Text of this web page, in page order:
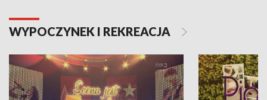
WYPOCZYNEK I REKREACJA